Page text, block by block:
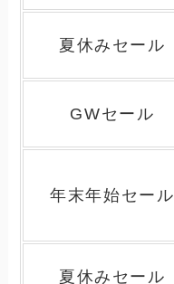
夏休みセール
GWセール
年末年始セール
夏休みセール